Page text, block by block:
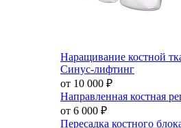
Наращивание костной
Синус-лифтинг
от 10 000 ₽
Направленная костная
от 6 000 ₽
Пересадка костного